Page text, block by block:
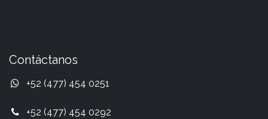
Contáctanos
+52 (477) 454 0251
+52 (477) 454 0292